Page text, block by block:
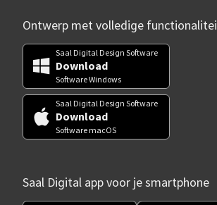
Ontwerp met volledige
Saal Digital Design Software
Download
Software Windows
Saal Digital Design Software
Download
Software macOS
Saal Digital app voor je smartphone